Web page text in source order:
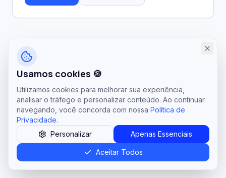
Usamos cookies 🍪
Utilizamos cookies para melhorar sua experiência,
analisar o tráfego e personalizar conteúdo. Ao continuar
navegando, você concorda com nossa Política de
Privacidade.
Personalizar
Apenas Essenciais
Aceitar Todos